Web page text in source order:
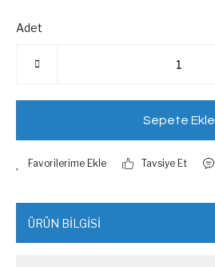
Adet
Sepete Ekle
Tavsiye Et
ÜRÜN BİLGİSİ